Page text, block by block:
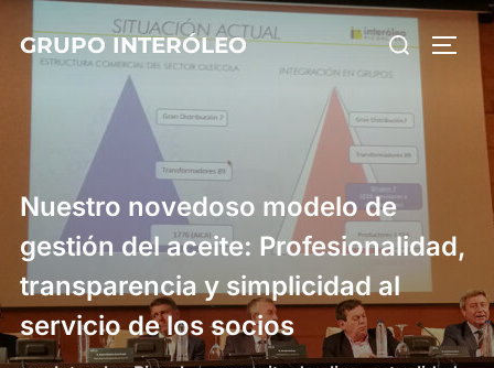
Saltar
GRUPO INTERÓLEO Buscar:
Nuestro novedoso modelo de
gestión del aceite: Profesionalidad,
transparencia y simplicidad al
servicio de los socios